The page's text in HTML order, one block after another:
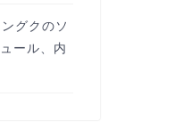
グクのソ
ール、内